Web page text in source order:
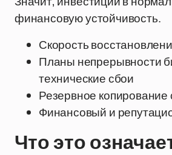
финансовую устойчивость.
Скорость
Планы непрерывности
технические сбои
Резервное копирование
Финансовый и
Что это